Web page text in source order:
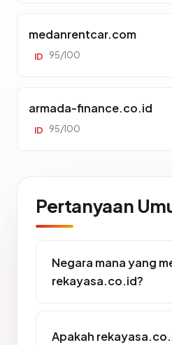
medanrentcar.com
ID 95/100
armada-finance.co.id
ID 95/100
Pertanyaan
Negara mana yang
rekayasa.co.id?
Apakah